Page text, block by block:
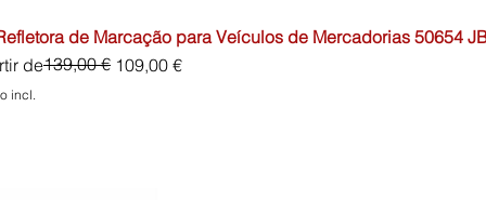
de Marcação para Veículos de Mercadorias 50654
de
normal139,00 € 109,00 €
promocional
incl.